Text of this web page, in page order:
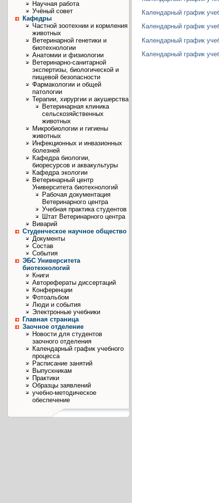
Научная работа
Учёный совет
Кафедры
Частной зоотехнии и кормления
животных
Ветеринарной генетики и
биотехнологии
Анатомии и физиологии
Ветеринарно-санитарной
экспертизы, биологической и
пищевой безопасности
Фармакологии и общей
патологии
Терапии, хирургии и акушерства
Ветеринарная клиника
сельскозяйственных
животных
Микробиологии и гигиены
животных
Инфекционных и инвазионных
болезней
Кафедра биологии,
биоресурсов и аквакультуры
Кафедра экологии
Ветеринарный центр
Университета биотехнологий
Рабочая документация
Ветеринарного центра
Учебная практика студентов
Штат Ветеринарного центра
Виварий
Студенческое научное общество
Документы
Состав
События
ЭБС Университета
биотехнологий
Книги
Авторефераты диссертаций
Конференции
Фотоальбом
Люди и события
Электронные учебники
Главная страница
Заочное отделение
Новости для студентов
заочного отделения
Календарный график учебного
процесса
Расписание занятий
Выпускникам
Практики
Образцы заявлений
учебно-методическое
обеспечение
Календарный график
Календарный график
Календарный график
Календарный график